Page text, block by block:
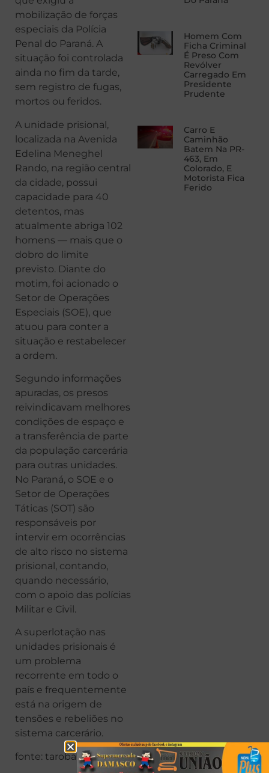
mobilização de forças
especiais da Polícia
Penal do Paraná. A
situação foi controlada
ainda no fim da tarde,
sem registro de fugas,
mortos ou feridos.
A unidade prisional,
localizada na Avenida
Edelina Meneghel
Rando, na região central
da cidade, possui
capacidade para 40
detentos, mas
atualmente abriga 102
homens — mais que o
dobro do limite
previsto. Diante do
motim, foi acionado o
Setor de Operações
Especiais (SOE), que
atuou para conter a
situação e restabelecer
a ordem.
Segundo informações
apuradas, os presos
reivindicavam melhores
condições de espaço e
a transferência de parte
da população carcerária
para outras unidades.
No Paraná, o SOE e o
Setor de Operações
Táticas (SOT) são
responsáveis por
intervir em ocorrências
de alto risco no sistema
prisional, contando,
quando necessário,
com o apoio das polícias
Militar e Civil.
A superlotação nas
unidades prisionais é
um problema
recorrente em todo o
país e frequentemente
está na origem de
tensões e rebeliões no
sistema carcerário.
fonte: taroba
Homem Com
Ficha Criminal
É Preso Com
Revólver
Carregado Em
Presidente
Prudente
Carro E
Caminhão
Batem Na PR-
463, Em
Colorado, E
Motorista Fica
Ferido